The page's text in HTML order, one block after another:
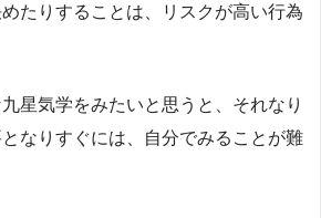
たりすることは、リスクが高い行為
星気学をみたいと思うと、それなり
なりすぐには、自分でみることが難